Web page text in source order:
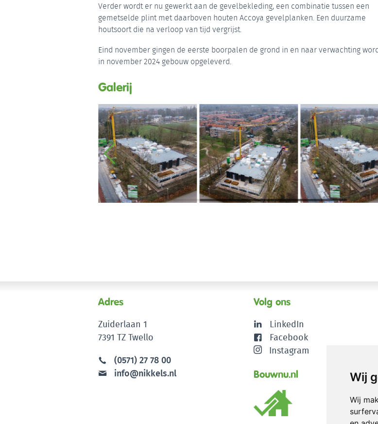
Wij
Wij
Verder wordt er nu gewerkt aan de gevelbekleding, een combinatie tussen een
gemetselde plint met daarboven houten Accoya gevelplanken. Een duurzame
houtsoort die na verloop van tijd vergrijst.
Eind november gingen de eerste boorpalen de grond in en naar verwachting
in november 2024 gebouw opgeleverd.
Galerij
Adres
Zuiderlaan 1
7391 TZ Twello
(0571) 27 78 00
info@nikkels.nl
Volg ons
LinkedIn
Facebook
Instagram
Bouwnu.nl